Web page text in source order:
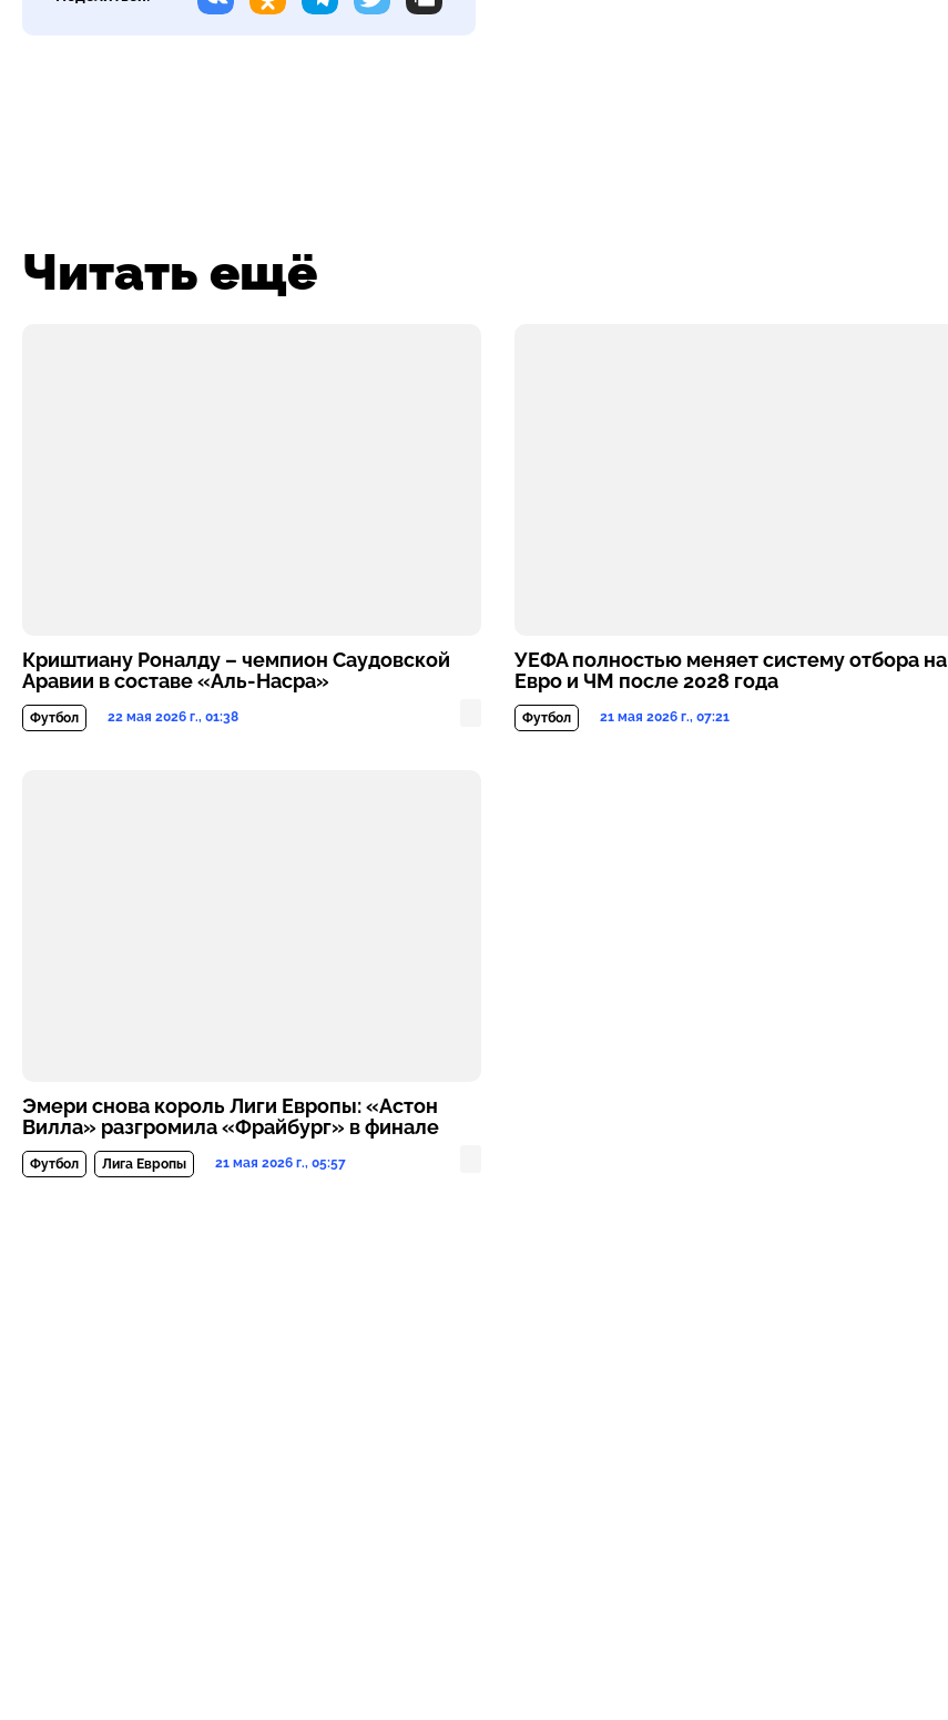
Читать ещё
Криштиану Роналду – чемпион Саудовской
Аравии в составе «Аль-Насра»
Футбол 22 мая 2026 г., 01:38
УЕФА полностью меняет систему отбора на
Евро и ЧМ после 2028 года
Футбол 21 мая 2026 г., 07:21
Эмери снова король Лиги Европы: «Астон
Вилла» разгромила «Фрайбург» в финале
Футбол Лига Европы 21 мая 2026 г., 05:57